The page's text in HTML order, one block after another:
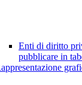
Enti di diritto
pubblicare in